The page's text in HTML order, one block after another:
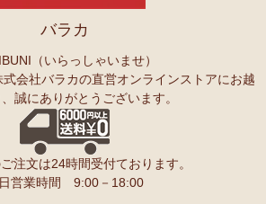
バラカ
（いらっしゃいませ）
会社バラカの直営オンラインストアにお越
誠にありがとうございます。
注文は24時間受付ております。
営業時間 9:00－18:00